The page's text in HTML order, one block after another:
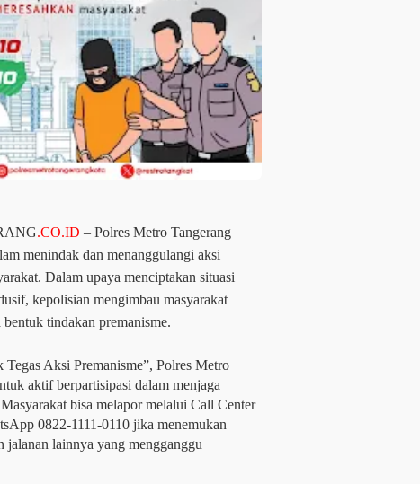
.CO.ID – Polres Metro Tangerang
menindak dan menanggulangi aksi
Dalam upaya menciptakan situasi
kepolisian mengimbau masyarakat
tindakan premanisme.
Aksi Premanisme”, Polres Metro
aktif berpartisipasi dalam menjaga
bisa melapor melalui Call Center
0822-1111-0110 jika menemukan
jalanan lainnya yang mengganggu